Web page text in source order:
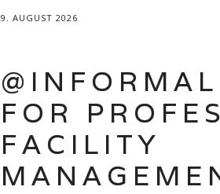
9. AUGUST 2026
FOR
FACILITY